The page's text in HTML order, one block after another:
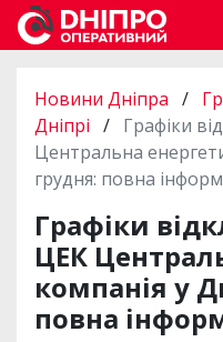
Новини Дніпра /
Дніпрі / Графіки
Центральна
грудня: повна
Графіки
ЦЕК
компанія у
повна